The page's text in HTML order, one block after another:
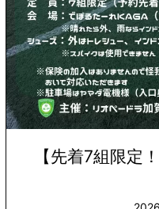
【先着7組限定